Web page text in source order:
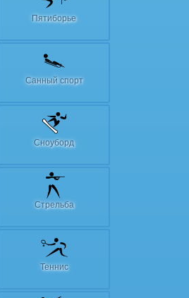
Пятиборье
Санный спорт
Сноуборд
Стрельба
Теннис